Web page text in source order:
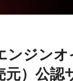
ンジンオ
元）公認